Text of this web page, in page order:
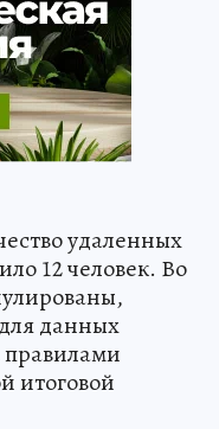
удаленных
12 человек. Во
данных
правилами
итоговой